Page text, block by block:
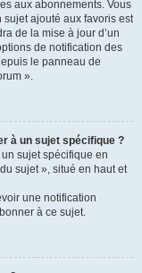
aux abonnements. Vous
sujet ajouté aux favoris est
de la mise à jour d’un
de notification des
le panneau de
».
à un sujet spécifique ?
sujet spécifique en
sujet », situé en haut et
une notification
à ce sujet.